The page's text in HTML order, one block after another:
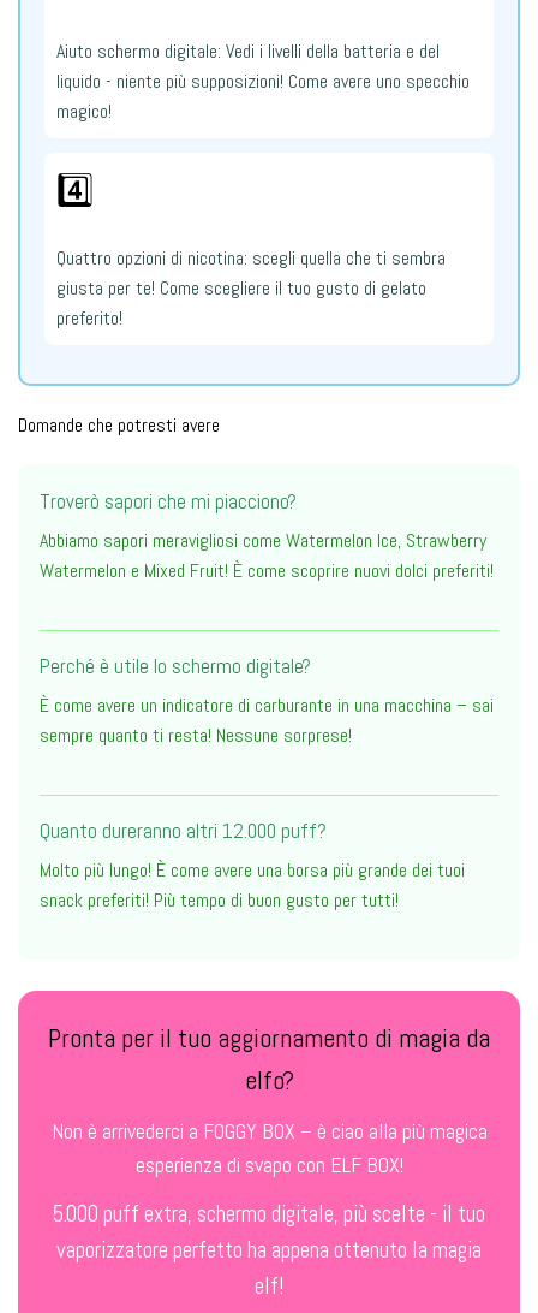
Aiuto schermo digitale: Vedi i livelli della batteria e del
liquido - niente più supposizioni! Come avere uno specchio
magico!
4️⃣
Quattro opzioni di nicotina: scegli quella che ti sembra
giusta per te! Come scegliere il tuo gusto di gelato
preferito!
Domande che potresti avere
Troverò sapori che mi piacciono?
Abbiamo sapori meravigliosi come Watermelon Ice, Strawberry
Watermelon e Mixed Fruit! È come scoprire nuovi dolci preferiti!
Perché è utile lo schermo digitale?
È come avere un indicatore di carburante in una macchina – sai
sempre quanto ti resta! Nessune sorprese!
Quanto dureranno altri 12.000 puff?
Molto più lungo! È come avere una borsa più grande dei tuoi
snack preferiti! Più tempo di buon gusto per tutti!
Pronta per il tuo aggiornamento di magia da
elfo?
Non è arrivederci a FOGGY BOX – è ciao alla più magica
esperienza di svapo con ELF BOX!
5.000 puff extra, schermo digitale, più scelte - il tuo
vaporizzatore perfetto ha appena ottenuto la magia
elf!